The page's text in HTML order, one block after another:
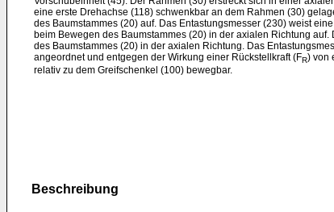
eine erste Drehachse (118) schwenkbar an dem Rahmen (30)
des Baumstammes (20) auf. Das Entastungsmesser (230) weist
beim Bewegen des Baumstammes (20) in der axialen Richtung
des Baumstammes (20) in der axialen Richtung. Das
angeordnet und entgegen der Wirkung einer Rückstellkraft (FR) von
relativ zu dem Greifschenkel (100) bewegbar.
Beschreibung